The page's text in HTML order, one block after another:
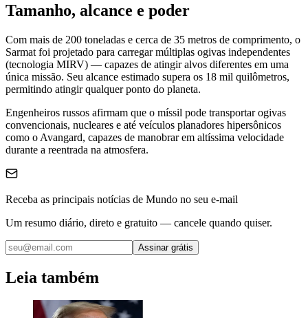
Tamanho, alcance e poder
Com mais de 200 toneladas e cerca de 35 metros de comprimento, o
Sarmat foi projetado para carregar múltiplas ogivas independentes
(tecnologia MIRV) — capazes de atingir alvos diferentes em uma
única missão. Seu alcance estimado supera os 18 mil quilômetros,
permitindo atingir qualquer ponto do planeta.
Engenheiros russos afirmam que o míssil pode transportar ogivas
convencionais, nucleares e até veículos planadores hipersônicos
como o Avangard, capazes de manobrar em altíssima velocidade
durante a reentrada na atmosfera.
Receba as principais notícias de Mundo no seu e-mail
Um resumo diário, direto e gratuito — cancele quando quiser.
Assinar grátis
Leia também